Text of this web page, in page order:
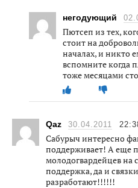
негодующий
Пютсеп из тех,
стоит на
началах, и никто
вспомните когда
тоже месяцами
Qaz 30.04.2011
Сабурыч интересно
поддерживает! А еще
молодогвардейцев на
поддержка, да и
разработают!!!!!!